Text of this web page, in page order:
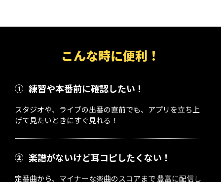
こんな時に便利！
① 練習や本番前に確認したい！
スタジオや、ライブの出番の直前でも、アプリを立ち上
げて見たいときにすぐ見れる！
② 楽譜がないけど耳コピしたくない！
定番曲から、マイナーな楽曲のスコアまで 豊富に配信し